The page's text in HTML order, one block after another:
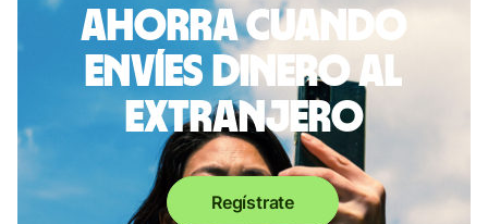
Ahorra cuando
envíes dinero al
extranjero
Regístrate